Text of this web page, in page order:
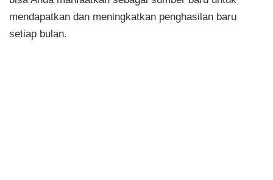
mendapatkan dan meningkatkan penghasilan baru
setiap bulan.